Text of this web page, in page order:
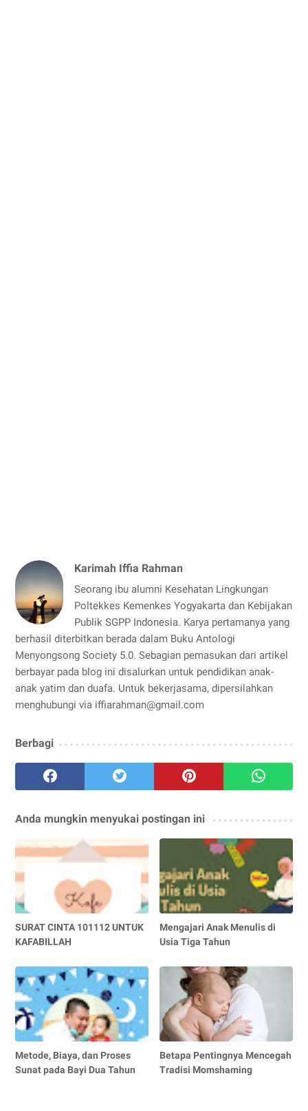
Karimah Iffia Rahman
Seorang ibu alumni Kesehatan Lingkungan
Poltekkes Kemenkes Yogyakarta dan Kebijakan
Publik SGPP Indonesia. Karya pertamanya yang
berhasil diterbitkan berada dalam Buku Antologi
Menyongsong Society 5.0. Sebagian pemasukan dari artikel
berbayar pada blog ini disalurkan untuk pendidikan anak-
anak yatim dan duafa. Untuk bekerjasama, dipersilahkan
menghubungi via iffiarahman@gmail.com
Berbagi
Anda mungkin menyukai postingan ini
SURAT CINTA 101112 UNTUK
KAFABILLAH
Mengajari Anak Menulis di
Usia Tiga Tahun
Metode, Biaya, dan Proses
Sunat pada Bayi Dua Tahun
Betapa Pentingnya Mencegah
Tradisi Momshaming